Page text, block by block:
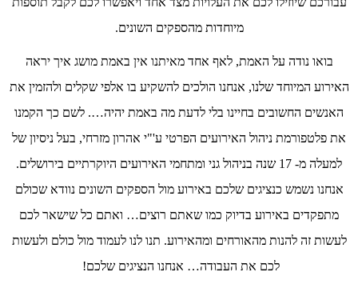
מיוחדות מהספקים השונים.
בואו נודה על האמת, לאף אחד מאיתנו אין באמת מושג איך יראה
האירוע המיוחד שלנו, אנחנו הולכים להשקיע בו אלפי שקלים ולהזמין את
האנשים החשובים בחיינו בלי לדעת מה באמת יהיה…. לשם כך הקמנו
את פלטפורמת ניהול האירועים הפרטי ע'"י אהרון מזרחי, בעל ניסיון של
למעלה מ- 17 שנה בניהול גני ומתחמי האירועים היוקרתיים בירושלים.
אנחנו נשמש כנציגים שלכם באירוע מול הספקים השונים נוודא שכולם
מתפקדים באירוע בדיוק כמו שאתם רוצים… ואתם כל שישאר לכם
לעשות זה להנות מהאורחים ומהאירוע. תנו לנו לעמוד מול כולם ולעשות
לכם את העבודה… אנחנו הנציגים שלכם!